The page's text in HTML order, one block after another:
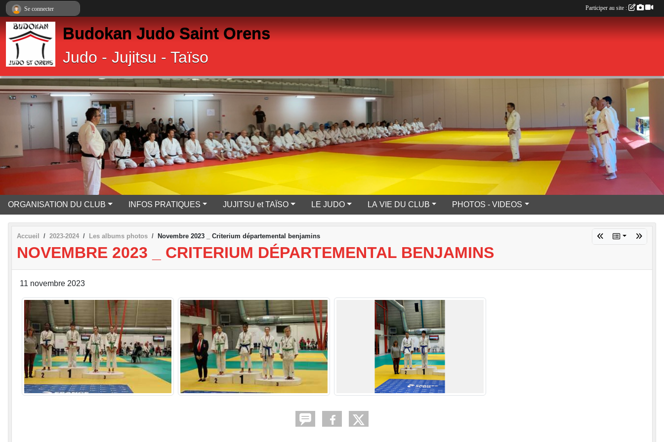
Budokan Judo Saint Orens
Judo - Jujitsu - Taïso
ORGANISATION DU CLUB INFOS PRATIQUES JUJITSU et TAÏSO LE JUDO LA VIE DU CLUB PHOTOS - VIDEOS
Accueil 2023-2024 Les albums photos Novembre 2023 _ Criterium départemental benjamins
NOVEMBRE 2023 _ CRITERIUM DÉPARTEMENTAL BENJAMINS
11 novembre 2023
Se connecter Participer au site :
Panneau de gestion des cookies